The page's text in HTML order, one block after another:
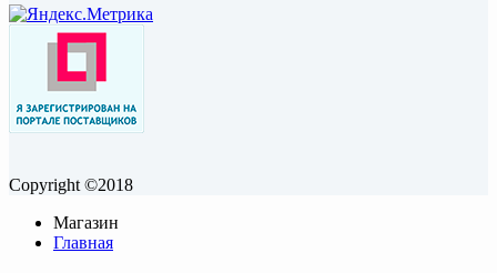
Copyright ©2018
Магазин
Главная